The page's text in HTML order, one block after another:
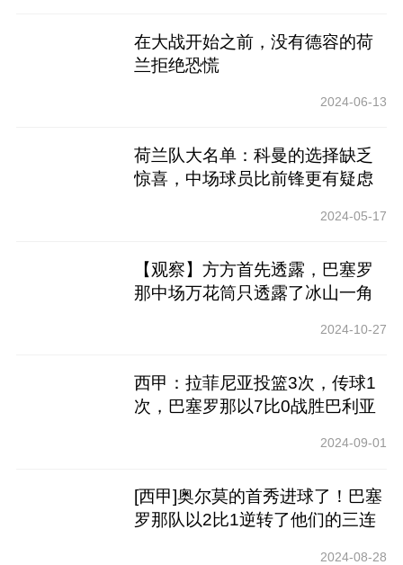
在大战开始之前，没有德容的荷
兰拒绝恐慌
2024-06-13
荷兰队大名单：科曼的选择缺乏
惊喜，中场球员比前锋更有疑虑
2024-05-17
【观察】方方首先透露，巴塞罗
那中场万花筒只透露了冰山一角
2024-10-27
西甲：拉菲尼亚投篮3次，传球1
次，巴塞罗那以7比0战胜巴利亚
2024-09-01
[西甲]奥尔莫的首秀进球了！巴塞
罗那队以2比1逆转了他们的三连
2024-08-28